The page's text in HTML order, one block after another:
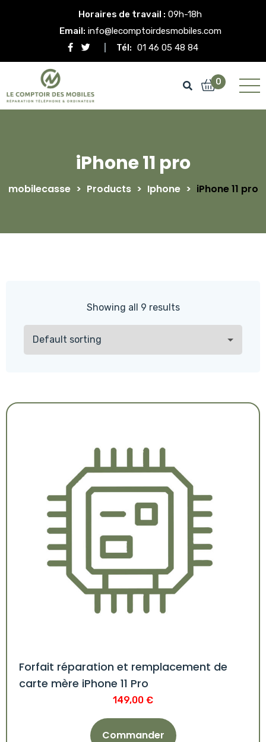
Horaires de travail : 09h-18h
Email: info@lecomptoirdesmobiles.com
Tél: 01 46 05 48 84
0
iPhone 11 pro
mobilecasse > Products > Iphone > iPhone 11 pro
Showing all 9 results
Forfait réparation et remplacement de
carte mère iPhone 11 Pro
149,00 €